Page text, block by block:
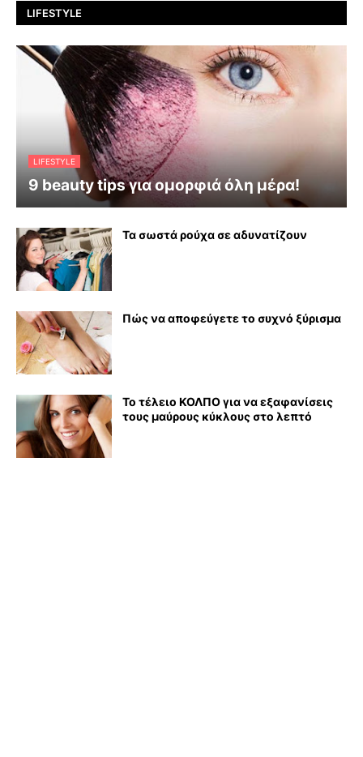
LIFESTYLE
LIFESTYLE
9 beauty tips για ομορφιά όλη μέρα!
Τα σωστά ρούχα σε αδυνατίζουν
Πώς να αποφεύγετε το συχνό ξύρισμα
Το τέλειο ΚΟΛΠΟ για να εξαφανίσεις
τους μαύρους κύκλους στο λεπτό